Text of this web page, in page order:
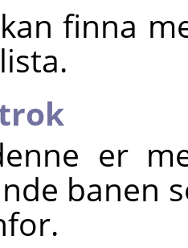
finna
er
banen